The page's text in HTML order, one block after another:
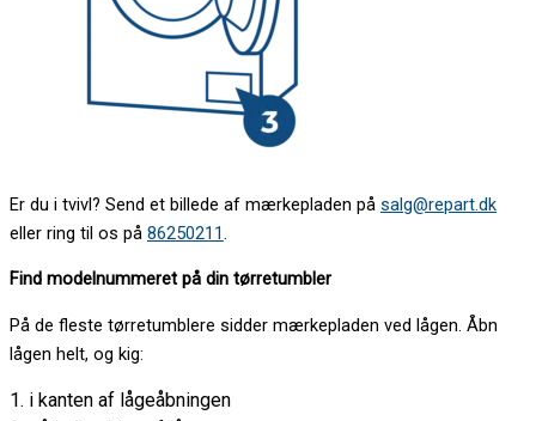
Er du i tvivl? Send et billede af mærkepladen på salg@repart.dk
eller ring til os på 86250211.
Find modelnummeret på din tørretumbler
På de fleste tørretumblere sidder mærkepladen ved lågen. Åbn
lågen helt, og kig:
1. i kanten af lågeåbningen